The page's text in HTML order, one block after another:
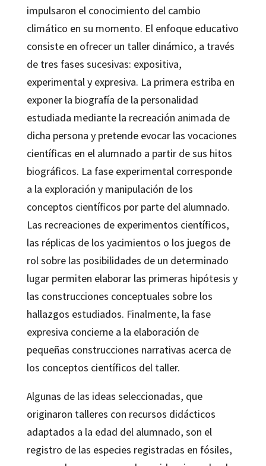
impulsaron el conocimiento del cambio
climático en su momento. El enfoque educativo
consiste en ofrecer un taller dinámico, a través
de tres fases sucesivas: expositiva,
experimental y expresiva. La primera estriba en
exponer la biografía de la personalidad
estudiada mediante la recreación animada de
dicha persona y pretende evocar las vocaciones
científicas en el alumnado a partir de sus hitos
biográficos. La fase experimental corresponde
a la exploración y manipulación de los
conceptos científicos por parte del alumnado.
Las recreaciones de experimentos científicos,
las réplicas de los yacimientos o los juegos de
rol sobre las posibilidades de un determinado
lugar permiten elaborar las primeras hipótesis y
las construcciones conceptuales sobre los
hallazgos estudiados. Finalmente, la fase
expresiva concierne a la elaboración de
pequeñas construcciones narrativas acerca de
los conceptos científicos del taller.
Algunas de las ideas seleccionadas, que
originaron talleres con recursos didácticos
adaptados a la edad del alumnado, son el
registro de las especies registradas en fósiles,